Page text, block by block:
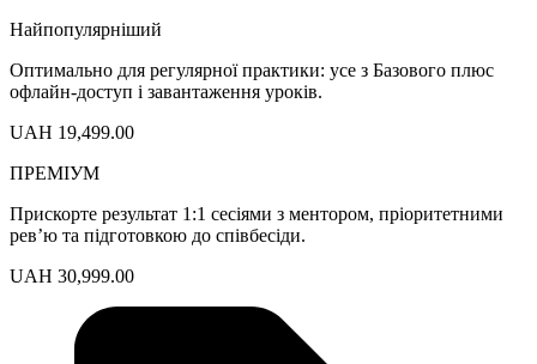
Найпопулярніший
Оптимально для регулярної практики: усе з Базового плюс
офлайн-доступ і завантаження уроків.
UAH 19,499.00
ПРЕМІУМ
Прискорте результат 1:1 сесіями з ментором, пріоритетними
рев’ю та підготовкою до співбесіди.
UAH 30,999.00